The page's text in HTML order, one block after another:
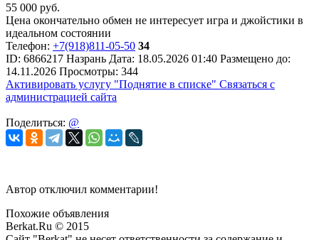
55 000 руб.
Цена окончательно обмен не интересует игра и джойстики в
идеальном состоянии
Телефон: +7(918)811-05-50 34
ID: 6866217 Назрань Дата: 18.05.2026 01:40 Размещено до:
14.11.2026 Просмотры: 344
Активировать услугу "Поднятие в списке" Связаться с
администрацией сайта
Поделиться: @
Автор отключил комментарии!
Похожие объявления
Berkat.Ru © 2015